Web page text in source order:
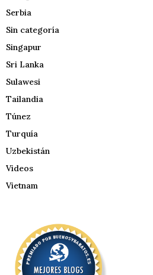
Serbia
Sin categoría
Singapur
Sri Lanka
Sulawesi
Tailandia
Túnez
Turquía
Uzbekistán
Videos
Vietnam